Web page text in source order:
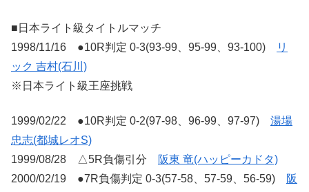
■日本ライト級タイトルマッチ
1998/11/16 ●10R判定 0-3(93-99、95-99、93-100)
リ
ック 吉村(石川)
※日本ライト級王座挑戦
1999/02/22 ●10R判定 0-2(97-98、96-99、97-97) 湯場
忠志(都城レオS)
1999/08/28 △5R負傷引分
阪東 竜(ハッピーカドタ)
2000/02/19 ●7R負傷判定 0-3(57-58、57-59、56-59)
阪